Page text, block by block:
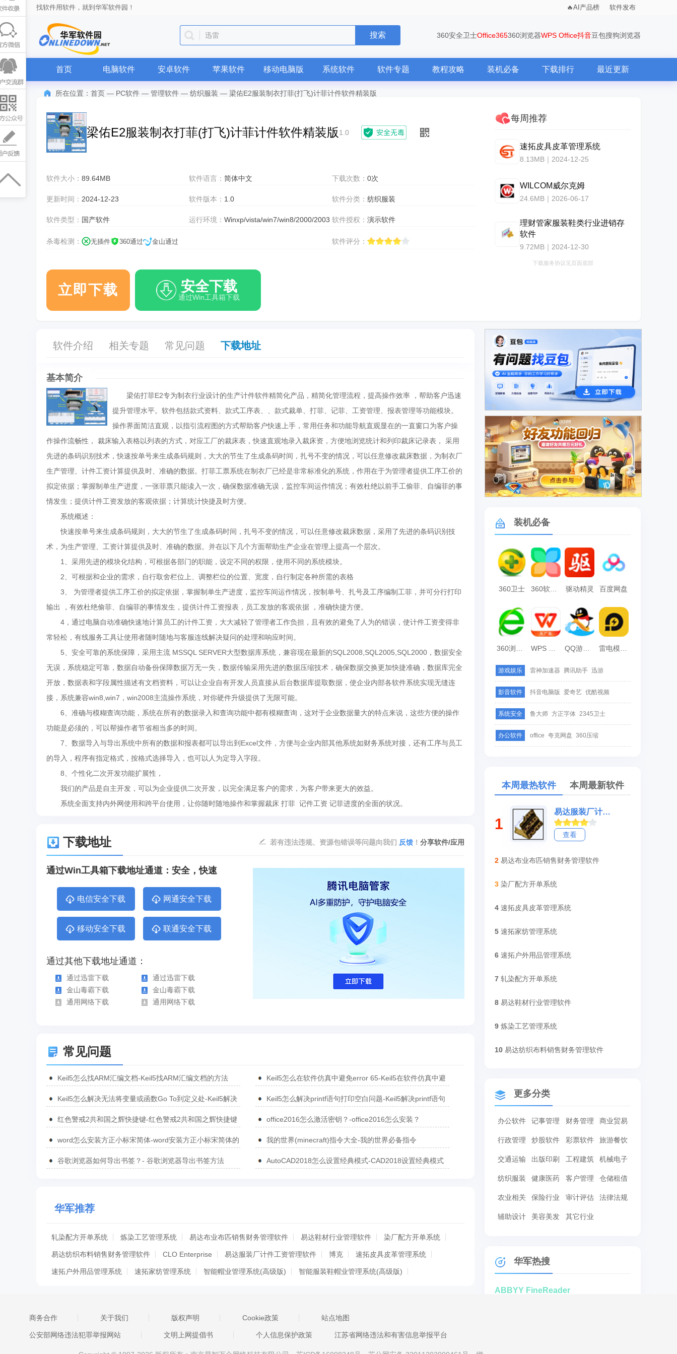
找软件用软件，就到华军软件园！ AI产品榜 软件发布
迅雷 搜索 360安全卫士Office365360浏览器WPS Office抖音豆包搜狗浏览器
首页 电脑软件 安卓软件 苹果软件 移动电脑版 系统软件 软件专题 教程攻略 装机必备 下载排行 最近更新
所在位置： 首页 — PC软件 — 管理软件 — 纺织服装 — 梁佑E2服装制衣打菲(打飞)计菲计件软件精装版
梁佑E2服装制衣打菲(打飞)计菲计件软件精装版1.0
软件大小： 89.64MB 软件语言：简体中文 下载次数： 0次
更新时间： 2024-12-23 软件版本： 1.0 软件分类： 纺织服装
软件类型： 国产软件 运行环境：Winxp/vista/win7/win8/2000/2003 软件授权： 演示软件
杀毒检测： 无插件 360通过 金山通过 软件评分：
立即下载 安全下载
通过Win工具箱下载
每周推荐
速拓皮具皮革管理系统
8.13MB｜2024-12-25
WILCOM威尔克姆
24.6MB｜2026-06-17
理财管家服装鞋类行业进销存
软件
9.72MB｜2024-12-30
下载服务协议见页面底部
软件介绍 相关专题 常见问题 下载地址
基本简介
梁佑打菲E2专为制衣行业设计的生产计件软件精简化产品，精简化管理流程，提高操作效率 ，帮助客户迅速
提升管理水平。软件包括款式资料、款式工序表、、款式裁单、打菲、记菲、工资管理、报表管理等功能模块。
操作界面简洁直观，以指引流程图的方式帮助客户快速上手，常用任务和功能导航直观显在的一直窗口为客户操
作操作流畅性， 裁床输入表格以列表的方式，对应工厂的裁床表，快速直观地录入裁床资，方便地浏览统计和列印裁床记录表， 采用
先进的条码识别技术，快速按单号来生成条码规则，大大的节生了生成条码时间，扎号不变的情况，可以任意修改裁床数据，为制衣厂
生产管理、计件工资计算提供及时、准确的数据。打菲工票系统在制衣厂已经是非常标准化的系统，作用在于为管理者提供工序工价的
拟定依据；掌握制单生产进度，一张菲票只能读入一次，确保数据准确无误，监控车间运作情况；有效杜绝以前手工偷菲、自编菲的事
情发生；提供计件工资发放的客观依据；计算统计快捷及时方便。
系统概述：
快速按单号来生成条码规则，大大的节生了生成条码时间，扎号不变的情况，可以任意修改裁床数据，采用了先进的条码识别技
术，为生产管理、工资计算提供及时、准确的数据。并在以下几个方面帮助生产企业在管理上提高一个层次。
1、采用先进的模块化结构，可根据各部门的职能，设定不同的权限，使用不同的系统模块。
2、可根据和企业的需求，自行取舍栏位上、调整栏位的位置、宽度，自行制定各种所需的表格
3、 为管理者提供工序工价的拟定依据，掌握制单生产进度，监控车间运作情况，按制单号、扎号及工序编制工菲，并可分行打印
输出 ，有效杜绝偷菲、自编菲的事情发生，提供计件工资报表，员工发放的客观依据 ，准确快捷方便。
4，通过电脑自动准确快速地计算员工的计件工资，大大减轻了管理者工作负担，且有效的避免了人为的错误，使计件工资变得非
常轻松，有线服务工具让使用者随时随地与客服连线解决疑问的处理和响应时间。
5、安全可靠的系统保障，采用主流 MSSQL SERVER大型数据库系统，兼容现在最新的SQL2008,SQL2005,SQL2000，数据安全
无误，系统稳定可靠，数据自动备份保障数据万无一失，数据传输采用先进的数据压缩技术，确保数据交换更加快捷准确，数据库完全
开放，数据表和字段属性描述有文档资料，可以让企业自有开发人员直接从后台数据库提取数据，使企业内部各软件系统实现无缝连
接，系统兼容win8,win7，win2008主流操作系统，对你硬件升级提供了无限可能。
6、准确与模糊查询功能，系统在所有的数据录入和查询功能中都有模糊查询，这对于企业数据量大的特点来说，这些方便的操作
功能是必须的，可以帮操作者节省相当多的时间。
7、数据导入与导出系统中所有的数据和报表都可以导出到Excel文件，方便与企业内部其他系统如财务系统对接，还有工序与员工
的导入，程序有指定格式，按格式选择导入，也可以人为定导入字段。
8、个性化二次开发功能扩展性，
我们的产品是自主开发，可以为企业提供二次开发，以完全满足客户的需求，为客户带来更大的效益。
系统全面支持内外网使用和跨平台使用，让你随时随地操作和掌握裁床 打菲 记件工资 记菲进度的全面的状况。
下载地址 分享软件/应用
若有违法违规、资源包错误等问题向我们 反馈 ！
通过Win工具箱下载地址通道：安全，快速
电信安全下载 网通安全下载
移动安全下载 联通安全下载
通过其他下载地址通道：
通过迅雷下载
通过迅雷下载
金山毒霸下载
金山毒霸下载
通用网络下载
通用网络下载
常见问题
Keil5怎么找ARM汇编文档-Keil5找ARM汇编文档的方法
Keil5怎么在软件仿真中避免error 65-Keil5在软件仿真中避
Keil5怎么解决无法将变量或函数Go To到定义处-Keil5解决
Keil5怎么解决printf语句打印空白问题-Keil5解决printf语句
红色警戒2共和国之辉快捷键-红色警戒2共和国之辉快捷键
office2016怎么激活密钥？-office2016怎么安装？
word怎么安装方正小标宋简体-word安装方正小标宋简体的
我的世界(minecraft)指令大全-我的世界必备指令
谷歌浏览器如何导出书签？- 谷歌浏览器导出书签方法
AutoCAD2018怎么设置经典模式-CAD2018设置经典模式
华军推荐
轧染配方开单系统 炼染工艺管理系统 易达布业布匹销售财务管理软件 易达鞋材行业管理软件 染厂配方开单系统
易达纺织布料销售财务管理软件 CLO Enterprise 易达服装厂计件工资管理软件 博克 速拓皮具皮革管理系统
速拓户外用品管理系统 速拓家纺管理系统 智能帽业管理系统(高级版) 智能服装鞋帽业管理系统(高级版)
恒强制版系统980安装包 财易服装进销存软件 店家乐服装进销存软件管理系统 店家乐服装店管理软件收银系统
店家乐服装销售管理软件系统 洗衣主管洗衣店管理系统 一店通服装店收银系统 管家通服装销售软件零售版
广告
广告
装机必备
360卫士 360软件管家 驱动精灵 百度网盘
雷电模拟器
游戏娱乐 雷神加速器 腾讯助手 迅游
影音软件 抖音电脑版 爱奇艺 优酷视频
系统安全 鲁大师 方正字体 2345卫士
办公软件 office 夸克网盘 360压缩
本周最热软件 本周最新软件
1
易达服装厂计件工资管理软件
查看
2 易达布业布匹销售财务管理软件
3 染厂配方开单系统
4 速拓皮具皮革管理系统
5 速拓家纺管理系统
6 速拓户外用品管理系统
7 轧染配方开单系统
8 易达鞋材行业管理软件
9 炼染工艺管理系统
10 易达纺织布料销售财务管理软件
更多分类
办公软件 记事管理 财务管理 商业贸易
行政管理 炒股软件 彩票软件 旅游餐饮
交通运输 出版印刷 工程建筑 机械电子
纺织服装 健康医药 客户管理 仓储租借
农业相关 保险行业 审计评估 法律法规
辅助设计 美容美发 其它行业
华军热搜
ABBYY FineReader
商务合作 关于我们 版权声明 Cookie政策 站点地图
公安部网络违法犯罪举报网站 文明上网提倡书 个人信息保护政策 江苏省网络违法和有害信息举报平台